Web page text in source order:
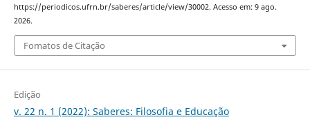
https://periodicos.ufrn.br/saberes/article/view/30002. Acesso em: 9 ago.
2026.
Fomatos de Citação
Edição
v. 22 n. 1 (2022): Saberes: Filosofia e Educação